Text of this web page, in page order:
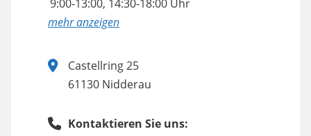
9:00-13:00, 14:30-18:00 Uhr
anzeigen
Castellring 25
61130 Nidderau
Kontaktieren Sie uns: